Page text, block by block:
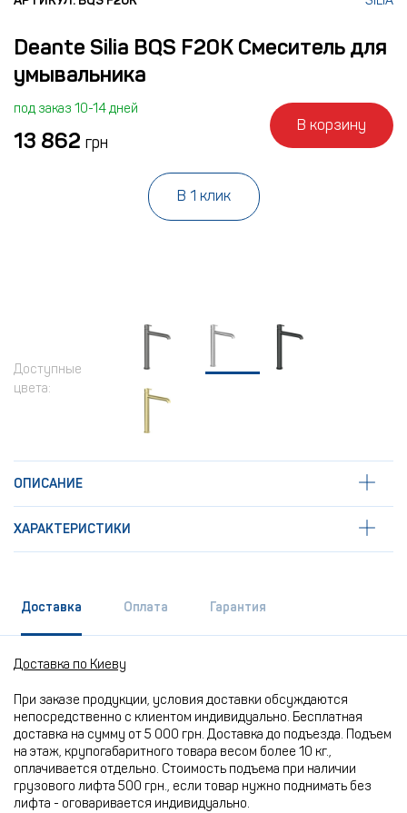
Deante Silia BQS F20K Смеситель для
умывальника
под заказ 10-14 дней
13 862 грн
В корзину
В 1 клик
Доступные
цвета:
ОПИСАНИЕ
ХАРАКТЕРИСТИКИ
Доставка Оплата Гарантия
Доставка по Киеву
При заказе продукции, условия доставки обсуждаются
непосредственно с клиентом индивидуально. Бесплатная
доставка на сумму от 5 000 грн. Доставка до подъезда. Подъем
на этаж, крупогабаритного товара весом более 10 кг.,
оплачивается отдельно. Стоимость подъема при наличии
грузового лифта 500 грн., если товар нужно поднимать без
лифта - оговаривается индивидуально.